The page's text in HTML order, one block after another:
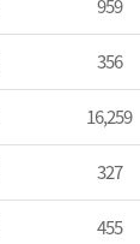
959
356
16,259
327
455